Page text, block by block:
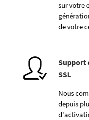
sur votre
de votre
Support
SSL
Nous
depuis